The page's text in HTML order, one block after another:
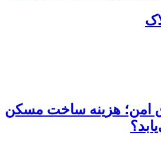
امن؛ هزینه ساخت مسکن